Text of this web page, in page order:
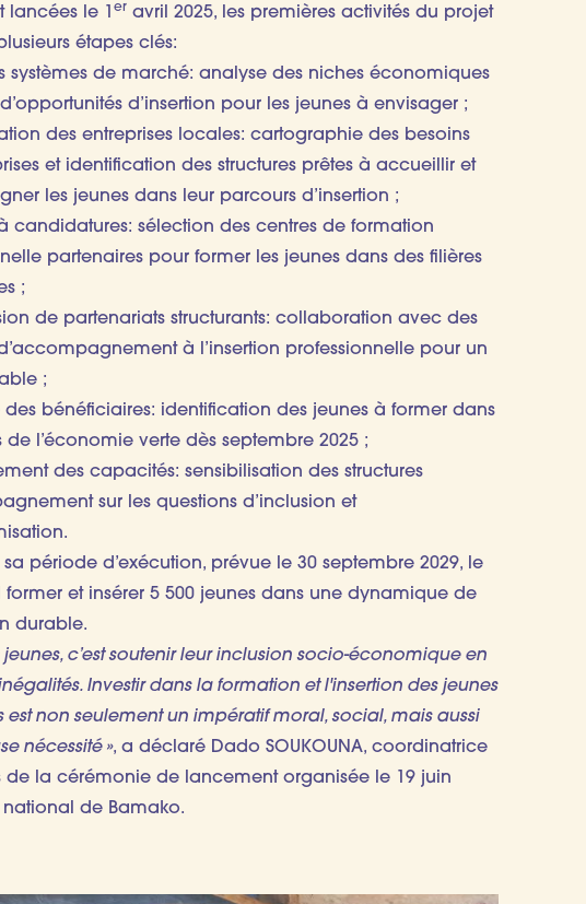
lancées le 1 er avril 2025, les premières activités du projet
étapes clés:
systèmes de marché: analyse des niches économiques
d’insertion pour les jeunes à envisager ;
des entreprises locales: cartographie des besoins
et identification des structures prêtes à accueillir et
les jeunes dans leur parcours d’insertion ;
candidatures: sélection des centres de formation
partenaires pour former les jeunes dans des filières
;
de partenariats structurants: collaboration avec des
à l’insertion professionnelle pour un
;
des bénéficiaires: identification des jeunes à former dans
de l’économie verte dès septembre 2025 ;
des capacités: sensibilisation des structures
sur les questions d’inclusion et
sa période d’exécution, prévue le 30 septembre 2029, le
former et insérer 5 500 jeunes dans une dynamique de
durable.
jeunes, c’est soutenir leur inclusion socio-économique en
Investir dans la formation et l'insertion des jeunes
est non seulement un impératif moral, social, mais aussi
nécessité », a déclaré Dado SOUKOUNA, coordinatrice
de la cérémonie de lancement organisée le 19 juin
national de Bamako.